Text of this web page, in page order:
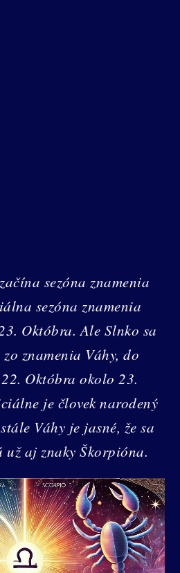
sezóna znamenia
sezóna znamenia
Októbra. Ale Slnko sa
znamenia Váhy, do
Októbra okolo 23.
je človek narodený
Váhy je jasné, že sa
aj znaky Škorpióna.